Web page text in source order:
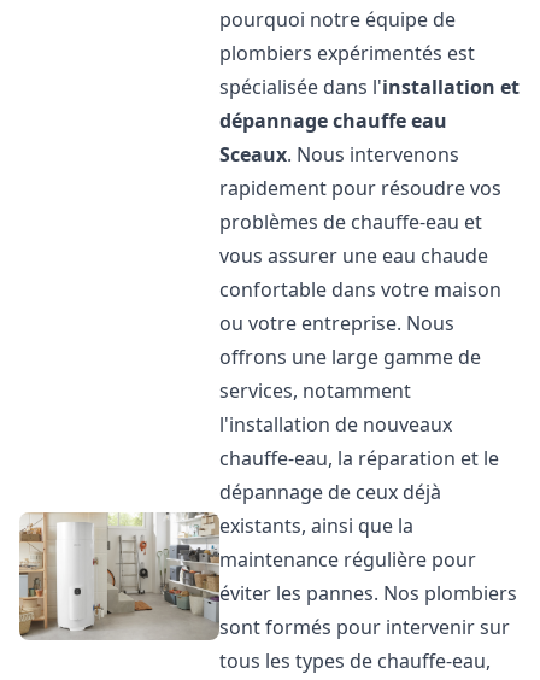
pourquoi notre équipe de
plombiers expérimentés est
spécialisée dans l'installation et
dépannage chauffe eau
Sceaux. Nous intervenons
rapidement pour résoudre vos
problèmes de chauffe-eau et
vous assurer une eau chaude
confortable dans votre maison
ou votre entreprise. Nous
offrons une large gamme de
services, notamment
l'installation de nouveaux
chauffe-eau, la réparation et le
dépannage de ceux déjà
existants, ainsi que la
maintenance régulière pour
éviter les pannes. Nos plombiers
sont formés pour intervenir sur
tous les types de chauffe-eau,